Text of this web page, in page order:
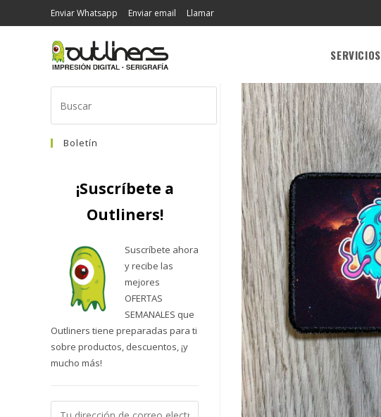
Enviar Whatsapp Enviar email Llamar
SERVICIOS
Boletín
¡Suscríbete a
Outliners!
Suscríbete ahora
y recibe las
mejores
OFERTAS
SEMANALES que
Outliners tiene preparadas para ti
sobre productos, descuentos, ¡y
mucho más!